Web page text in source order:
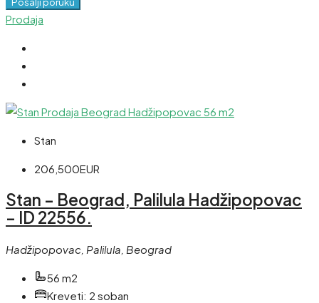
Prodaja
Stan
206,500EUR
Stan – Beograd, Palilula Hadžipopovac
– ID 22556.
Hadžipopovac, Palilula, Beograd
56 m2
Kreveti: 2 soban